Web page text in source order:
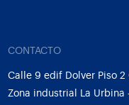
CONTACTO
Calle 9 edif Dolver Piso 2
Zona industrial La Urbina